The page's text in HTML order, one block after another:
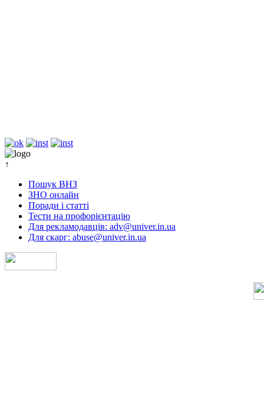
↑
Пошук ВНЗ
ЗНО онлайн
Поради і статті
Тести на профорієнтацію
Для рекламодавців: adv@univer.in.ua
Для скарг: abuse@univer.in.ua